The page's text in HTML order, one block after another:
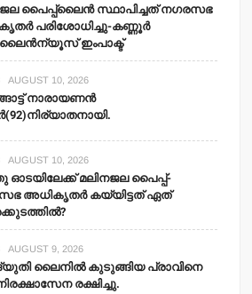
പൈപ്പ്‌ലൈന്‍ സ്ഥാപിച്ചത് നഗരസഭ
പരിശോധിച്ചു-കണ്ണൂര്‍
ഇംപാക്ട്‌
AUGUST 10, 2026
നാരായണന്‍
AUGUST 10, 2026
മലിനജല പൈപ്പ്-
അധികൃതര്‍ കയ്യിട്ടത് ഏത്
AUGUST 9, 2026
ലൈനില്‍ കുടുങ്ങിയ പ്രാവിനെ
രക്ഷിച്ചു.